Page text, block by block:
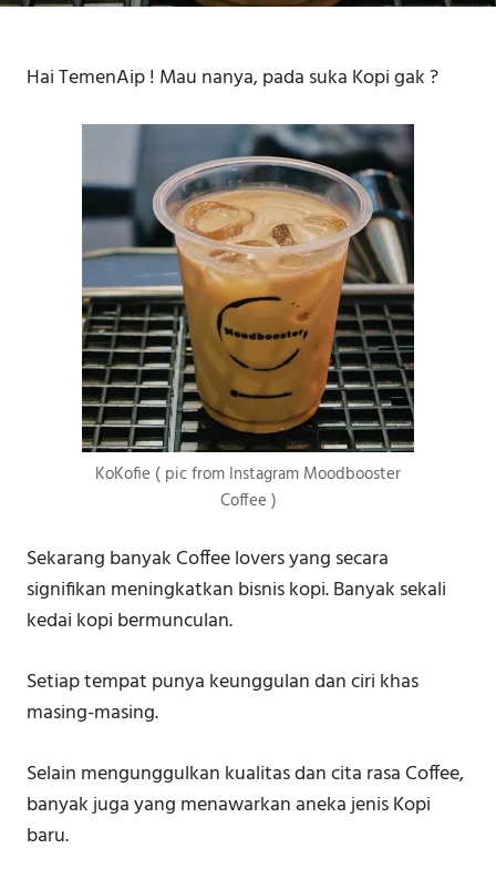
Hai TemenAip ! Mau nanya, pada suka Kopi gak ?
KoKofie ( pic from Instagram Moodbooster
Coffee )
Sekarang banyak Coffee lovers yang secara
signifikan meningkatkan bisnis kopi. Banyak sekali
kedai kopi bermunculan.
Setiap tempat punya keunggulan dan ciri khas
masing-masing.
Selain mengunggulkan kualitas dan cita rasa Coffee,
banyak juga yang menawarkan aneka jenis Kopi
baru.